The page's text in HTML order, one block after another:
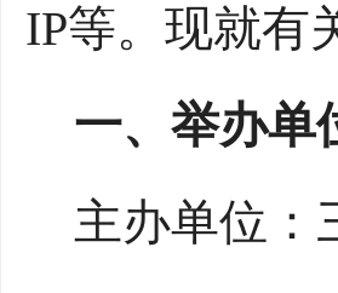
IP等。现就有
一、举办单
主办单位：